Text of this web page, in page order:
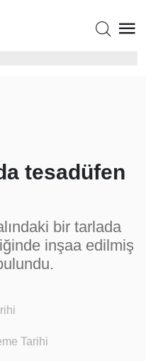
tesadüfen
bir tarlada
inşaa edilmiş
Tarihi